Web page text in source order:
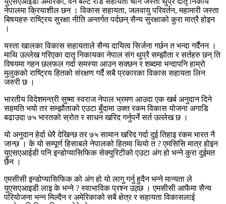
नेपालमा क्रियाशील छन । विकास सहायता, जलवायु परिवर्तन, महामारी जस्ता
बिषयहरु राष्ट्रिय सुरक्षा नीति अन्तर्गत पर्दछन् सैन्य सुरक्षाको कुरा मात्रै होइन
।
यस्ता खालका विकास सहायताले सैन्य दायित्व सिर्जना गर्छन त भन्दा गर्दैनन ।
माथि उल्लेख गरिएका दातृ निकायका नेपाल संग थुप्रै सम्झौता र सर्तहरु छन् ति
विषयमा गहन छलफल गर्दा समस्या आउन सक्छन र शब्दमा भन्दापनि हाम्रो
मुलुकको राष्ट्रिय हितको संरक्षण गर्दै सबै प्रकारका विकास सहायता लिन
जरुरी छ ।
भारतीय विदेशमन्त्री सुष्मा स्वराज नेपाल भ्रमण आउदा एक खर्ब अनुदान दिने
सहमति भयो तर सम्झौताको एउटा बुँदामा उक्त रकम विकास योजना अगाडि
बढाउदा ७५ भारतको स्रोत र साधन खरिद गर्नुपर्ने सर्त उल्लेख छ ।
यो अनुदान हेर्दा धेरै देखिन्छ तर ७५ सामान खरिद गर्दा दुई तिहाइ रकम भारत नै
जान्छ । के यो सम्पूर्ण हिसाबले नेपालको हितमा थियो त ? एमसिसि मात्र होइन
युएसएआईडी पनि इन्डोप्यासिफिक सेक्युरिटीको एउटा अंग हो भन्ने कुरा दुईमत
छैन ।
एमसीसी इन्डोप्यासिफिक को अंग हो यो लागु गर्नु हुदैन भन्ने मान्यता ले
युएसएआइडी लाइ के भन्ने ? स्वाभाविक प्रश्न उठ्छ । एमसीसी आफैमा सैन्य
परियोजना भन्न मिल्दैन र अमेरिकाको सबै क्षेत्र र सहायता विकासलाई